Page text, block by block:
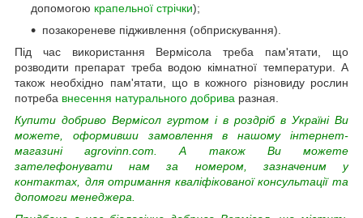
допомогою крапельної стрічки);
позакореневе підживлення (обприскування).
Під час використання Вермісола треба пам'ятати, що
розводити препарат треба водою кімнатної температури. А
також необхідно пам'ятати, що в кожного різновиду рослин
потреба внесення натурального добрива разная.
Купити добриво Вермісол гуртом і в роздріб в Україні Ви
можете, оформивши замовлення в нашому інтернет-
магазиніagrovinn.com . А також Ви можете
зателефонувати нам за номером, зазначеним у
контактах, для отримання кваліфікованої консультації та
допомоги менеджера.